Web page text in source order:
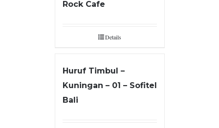
Rock Cafe
Details
Huruf Timbul –
Kuningan – 01 – Sofitel
Bali